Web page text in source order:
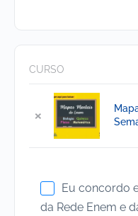
CURSO
×
Eu concordo
da Rede Enem e